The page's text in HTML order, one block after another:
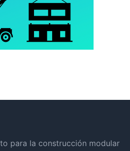
para la construcción modular